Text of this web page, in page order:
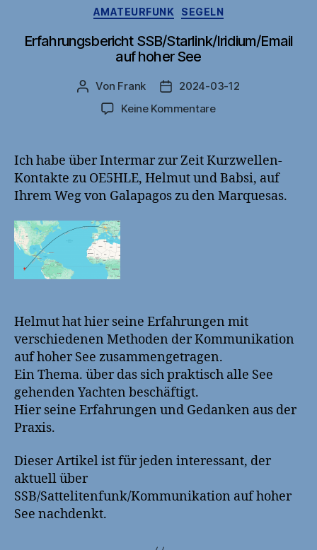
Kategorien
AMATEURFUNK SEGELN
Erfahrungsbericht SSB/Starlink/Iridium/Email
auf hoher See
Beitragsautor
Von Frank Veröffentlichungsdatum
2024-03-12
Keine Kommentarezu
auf
hoher
See
Ich habe über Intermar zur Zeit Kurzwellen-
Kontakte zu OE5HLE, Helmut und Babsi, auf
Ihrem Weg von Galapagos zu den Marquesas.
Helmut hat hier seine Erfahrungen mit
verschiedenen Methoden der Kommunikation
auf hoher See zusammengetragen.
Ein Thema. über das sich praktisch alle See
gehenden Yachten beschäftigt.
Hier seine Erfahrungen und Gedanken aus der
Praxis.
Dieser Artikel ist für jeden interessant, der
aktuell über
SSB/Sattelitenfunk/Kommunikation auf hoher
See nachdenkt.